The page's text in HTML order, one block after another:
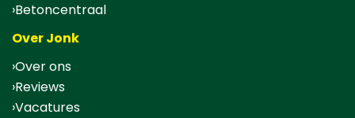
Betoncentraal
Over Jonk
Over ons
Reviews
Vacatures